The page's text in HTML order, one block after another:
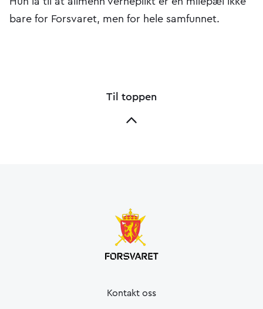
bare for Forsvaret, men for hele samfunnet.
Til toppen
Kontakt oss